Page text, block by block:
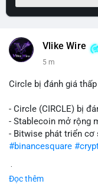
Vlike Wire
5 m
Circle bị đánh giá
- Circle (CIRCLE) bị
- Stablecoin mở rộng
- Bitwise phát triển cơ
#binancesquare
Đọc thêm